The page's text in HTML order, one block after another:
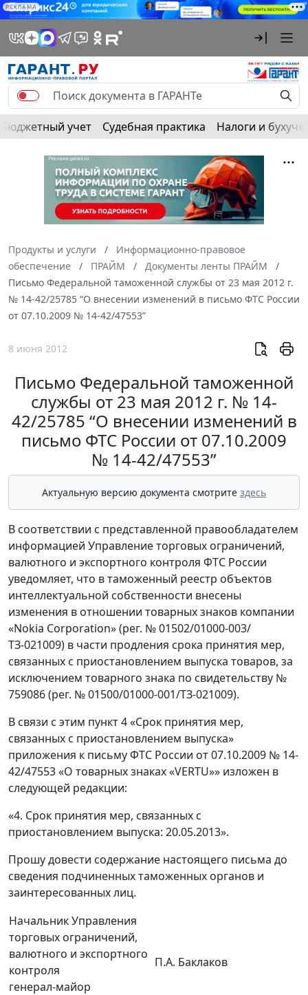
РЕКЛАМА
Бюджетный учет Судебная практика Налоги и
Продукты и услуги
Информационно-правовое
обеспечение
ПРАЙМ
Документы ленты ПРАЙМ
Письмо Федеральной таможенной службы от 23 мая 2012 г.
№ 14-42/25785 “О внесении изменений в письмо ФТС России
от 07.10.2009 № 14-42/47553”
8 июня 2012
Письмо Федеральной таможенной
службы от 23 мая 2012 г. № 14-
42/25785 “О внесении изменений в
письмо ФТС России от 07.10.2009
№ 14-42/47553”
Актуальную версию документа смотрите здесь
В соответствии с представленной правообладателем
информацией Управление торговых ограничений,
валютного и экспортного контроля ФТС России
уведомляет, что в таможенный реестр объектов
интеллектуальной собственности внесены
изменения в отношении товарных знаков компании
«Nokia Corporation» (рег. № 01502/01000-003/
ТЗ-021009) в части продления срока принятия мер,
связанных с приостановлением выпуска товаров, за
исключением товарного знака по свидетельству №
759086 (рег. № 01500/01000-001/ТЗ-021009).
В связи с этим пункт 4 «Срок принятия мер,
связанных с приостановлением выпуска»
приложения к письму ФТС России от 07.10.2009 № 14-
42/47553 «О товарных знаках «VERTU»» изложен в
следующей редакции:
«4. Срок принятия мер, связанных с
приостановлением выпуска: 20.05.2013».
Прошу довести содержание настоящего письма до
сведения подчиненных таможенных органов и
заинтересованных лиц.
Начальник Управления
торговых ограничений,
валютного и экспортного
контроля
генерал-майор
П.А. Баклаков